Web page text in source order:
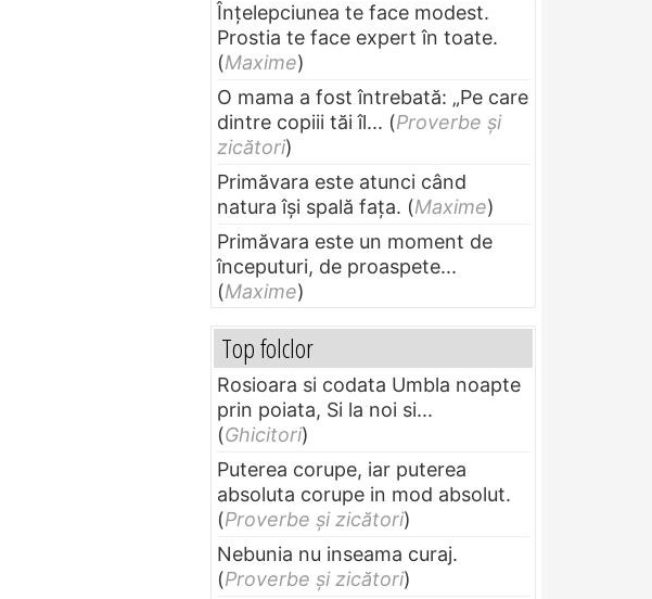
Înțelepciunea te face modest.
Prostia te face expert în toate.
(Maxime)
O mama a fost întrebată: „Pe care
dintre copiii tăi îl... (Proverbe și
zicători)
Primăvara este atunci când
natura își spală fața. (Maxime)
Primăvara este un moment de
începuturi, de proaspete...
(Maxime)
Top folclor
Rosioara si codata Umbla noapte
prin poiata, Si la noi si...
(Ghicitori)
Puterea corupe, iar puterea
absoluta corupe in mod absolut.
(Proverbe și zicători)
Nebunia nu inseama curaj.
(Proverbe și zicători)